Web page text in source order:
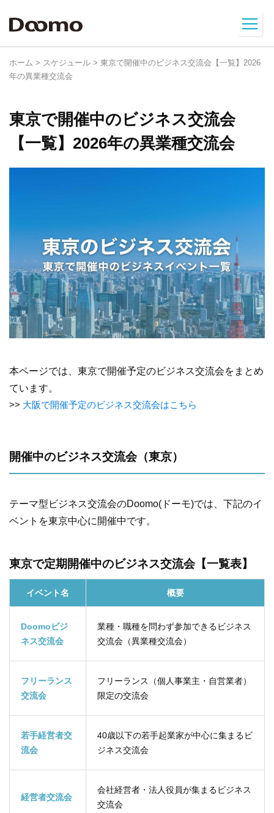
ホーム > スケジュール > 東京で開催中のビジネス交流会【一覧】2026
年の異業種交流会
東京で開催中のビジネス交流会
【一覧】2026年の異業種交流会
本ページでは、東京で開催予定のビジネス交流会をまとめ
ています。
大阪で開催予定のビジネス交流会はこちら
開催中のビジネス交流会（東京）
テーマ型ビジネス交流会のDoomo(ドーモ)では、下記のイ
ベントを東京中心に開催中です。
東京で定期開催中のビジネス交流会【一覧表】
イベント名 概要
Doomoビジ
ネス交流会
業種・職種を問わず参加できるビジネス
交流会（異業種交流会）
フリーランス
交流会
フリーランス（個人事業主・自営業者）
限定の交流会
若手経営者交
流会
40歳以下の若手起業家が中心に集まるビ
ジネス交流会
経営者交流会
会社経営者・法人役員が集まるビジネス
交流会